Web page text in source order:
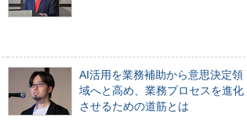
AI活用を業務補助から意思決定領
域へと高め、業務プロセスを進化
させるための道筋とは